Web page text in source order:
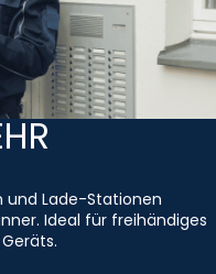
und Lade-Stationen
Ideal für freihändiges